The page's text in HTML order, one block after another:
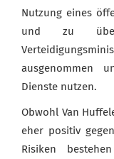
Nutzung eines
und zu
ausgenommen
Dienste nutzen.
Obwohl Van
eher positiv
Risiken